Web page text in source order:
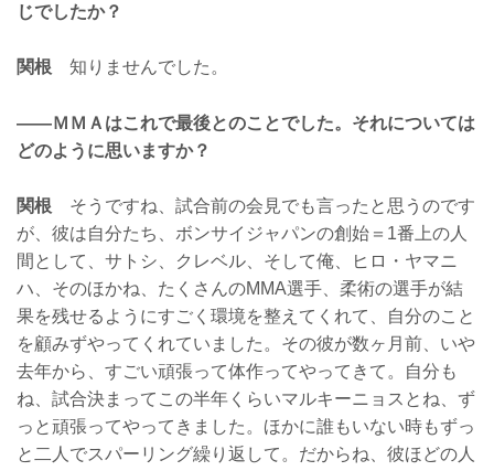
じでしたか？
関根 知りませんでした。
——ＭＭＡはこれで最後とのことでした。それについては
どのように思いますか？
関根 そうですね、試合前の会見でも言ったと思うのです
が、彼は自分たち、ボンサイジャパンの創始＝1番上の人
間として、サトシ、クレベル、そして俺、ヒロ・ヤマニ
ハ、そのほかね、たくさんのMMA選手、柔術の選手が結
果を残せるようにすごく環境を整えてくれて、自分のこと
を顧みずやってくれていました。その彼が数ヶ月前、いや
去年から、すごい頑張って体作ってやってきて。自分も
ね、試合決まってこの半年くらいマルキーニョスとね、ず
っと頑張ってやってきました。ほかに誰もいない時もずっ
と二人でスパーリング繰り返して。だからね、彼ほどの人